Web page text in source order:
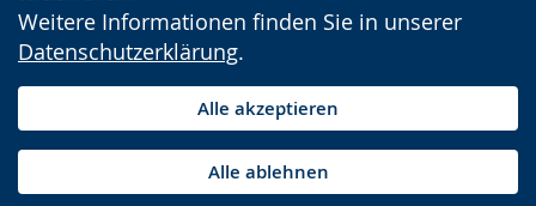
Weitere Informationen finden Sie in unserer
Datenschutzerklärung.
Alle akzeptieren
Alle ablehnen